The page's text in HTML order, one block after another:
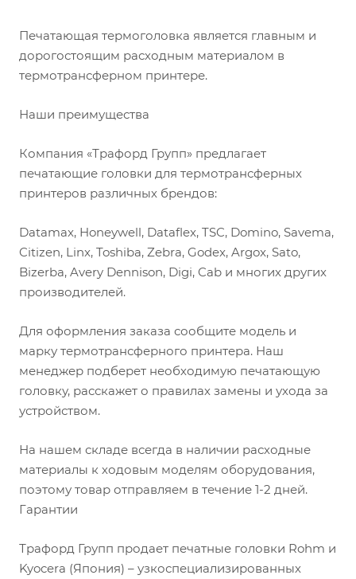
Печатающая термоголовка является главным и
дорогостоящим расходным материалом в
термотрансферном принтере.
Наши преимущества
Компания «Трафорд Групп» предлагает
печатающие головки для термотрансферных
принтеров различных брендов:
Datamax, Honeywell, Dataflex, TSC, Domino, Savema,
Citizen, Linx, Toshiba, Zebra, Godex, Argox, Sato,
Bizerba, Avery Dennison, Digi, Cab и многих других
производителей.
Для оформления заказа сообщите модель и
марку термотрансферного принтера. Наш
менеджер подберет необходимую печатающую
головку, расскажет о правилах замены и ухода за
устройством.
На нашем складе всегда в наличии расходные
материалы к ходовым моделям оборудования,
поэтому товар отправляем в течение 1-2 дней.
Гарантии
Трафорд Групп продает печатные головки Rohm и
Kyocera (Япония) – узкоспециализированных